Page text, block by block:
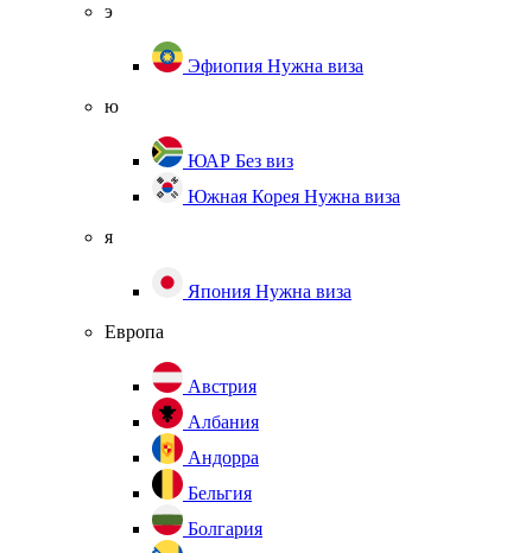
э
Эфиопия Нужна виза
ю
ЮАР Без виз
Южная Корея Нужна виза
я
Япония Нужна виза
Европа
Австрия
Албания
Андорра
Бельгия
Болгария